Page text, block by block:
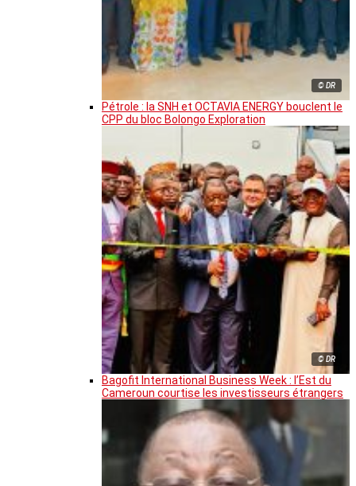
© DR
Pétrole : la SNH et OCTAVIA ENERGY bouclent le
CPP du bloc Bolongo Exploration
© DR
Bagofit International Business Week : l’Est du
Cameroun courtise les investisseurs étrangers